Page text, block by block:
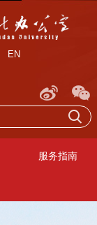
EN
服务指南